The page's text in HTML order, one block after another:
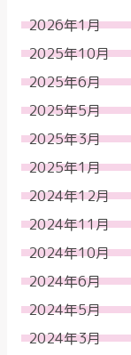
2026年1月
2025年10月
2025年6月
2025年5月
2025年3月
2025年1月
2024年12月
2024年11月
2024年10月
2024年6月
2024年5月
2024年3月